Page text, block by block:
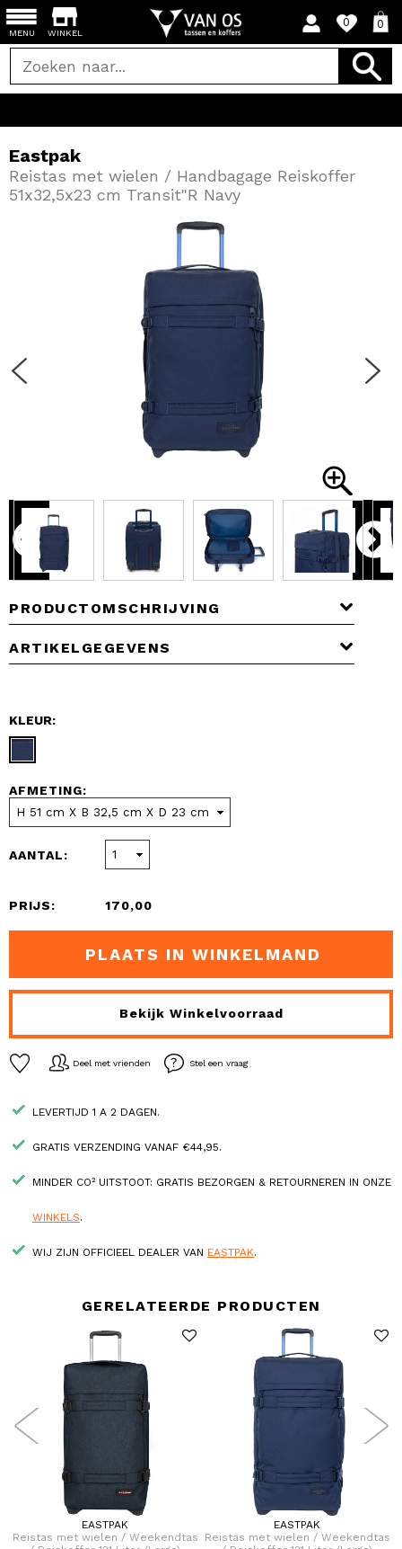
WINKEL
0 0
MENU
PRODUCTOMSCHRIJVING
ARTIKELGEGEVENS
Eastpak
Reistas met wielen / Handbagage Reiskoffer
51x32,5x23 cm Transit"R Navy
KLEUR:
AFMETING:
AANTAL:
PRIJS: 170,00
PLAATS IN WINKELMAND
Bekijk Winkelvoorraad
Deel met vrienden Stel een vraag
LEVERTIJD 1 A 2 DAGEN.
GRATIS VERZENDING VANAF €44,95.
MINDER CO² UITSTOOT: GRATIS BEZORGEN & RETOURNEREN IN ONZE
WINKELS.
WIJ ZIJN OFFICIEEL DEALER VAN EASTPAK.
GERELATEERDE PRODUCTEN
EASTPAK
Reistas met wielen / Weekendtas
EASTPAK
Reistas met wielen / Weekendtas